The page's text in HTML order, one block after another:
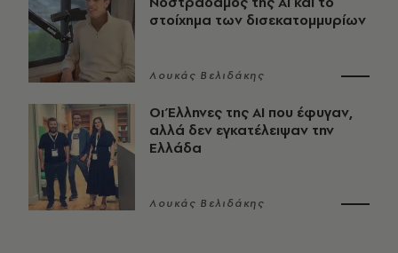
στοίχημα των δισεκατομμυρίων
Λουκάς Βελιδάκης
Οι Έλληνες της ΑΙ που έφυγαν,
αλλά δεν εγκατέλειψαν την
Ελλάδα
Λουκάς Βελιδάκης